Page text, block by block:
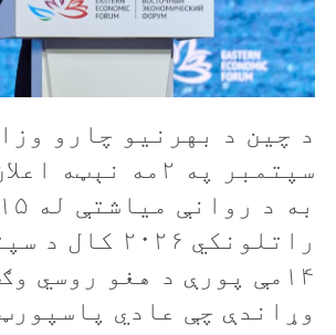
د چین د بهرنیو چارو
سپتمبر په ۲مه
راتلونکي ۲۰۲۶
۱۴مې پورې د هغو روسي
وړاندې چې عادي